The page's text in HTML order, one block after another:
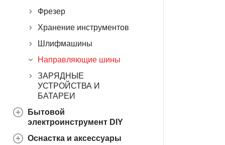
Фрезер
Хранение инструментов
Шлифмашины
Направляющие шины
ЗАРЯДНЫЕ
УСТРОЙСТВА И
БАТАРЕИ
Бытовой
электроинструмент DIY
Оснастка и аксессуары